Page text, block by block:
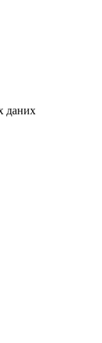
даних